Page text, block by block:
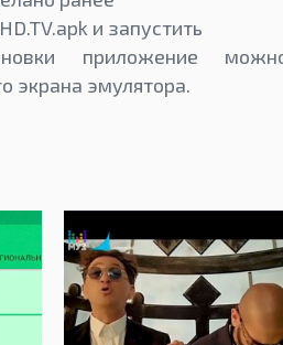
и запустить
приложение
экрана эмулятора.